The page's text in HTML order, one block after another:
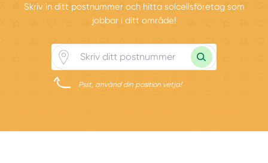
Skriv in ditt postnummer och hitta solcellsföretag som
jobbar i ditt område!
Psst, använd din position vetja!